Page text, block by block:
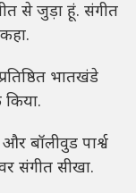
से जुड़ा हूं. संगीत
भातखंडे
बॉलीवुड पार्श्व
संगीत सीखा.